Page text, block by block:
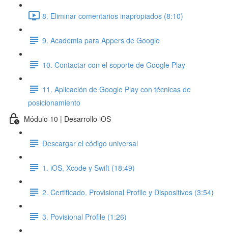
8. Eliminar comentarios inapropiados (8:10)
9. Academia para Appers de Google
10. Contactar con el soporte de Google Play
11. Aplicación de Google Play con técnicas de
posicionamiento
Módulo 10 | Desarrollo iOS
Descargar el código universal
1. iOS, Xcode y Swift (18:49)
2. Certificado, Provisional Profile y Dispositivos (3:54)
3. Povisional Profile (1:26)